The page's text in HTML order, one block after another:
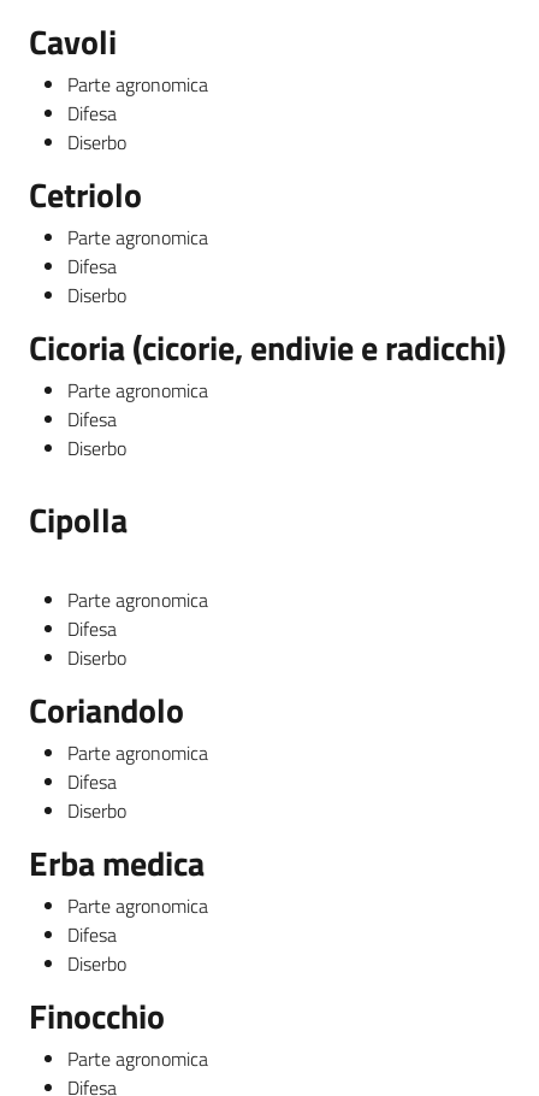
Cavoli
Parte agronomica
Difesa
Diserbo
Cetriolo
Parte agronomica
Difesa
Diserbo
Cicoria (cicorie, endivie e radicchi)
Parte agronomica
Difesa
Diserbo
Cipolla
Parte agronomica
Difesa
Diserbo
Coriandolo
Parte agronomica
Difesa
Diserbo
Erba medica
Parte agronomica
Difesa
Diserbo
Finocchio
Parte agronomica
Difesa